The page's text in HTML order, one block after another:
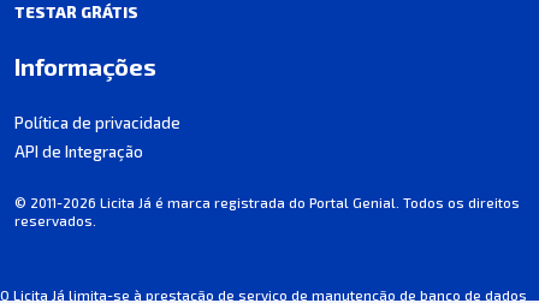
O Licita Já limita-se à prestação de serviço de manutenção de banco de dados
TESTAR GRÁTIS
Informações
Política de privacidade
API de Integração
© 2011-2026 Licita Já é marca registrada do Portal Genial. Todos os direitos
reservados.